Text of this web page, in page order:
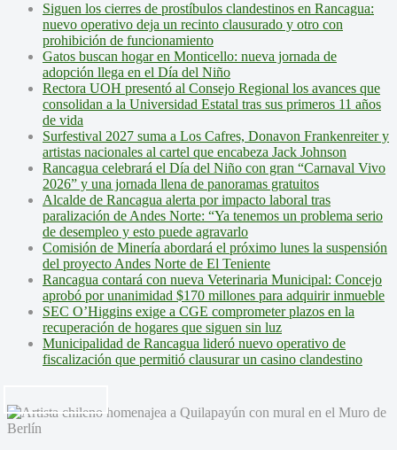
Siguen los cierres de prostíbulos clandestinos en Rancagua:
nuevo operativo deja un recinto clausurado y otro con
prohibición de funcionamiento
Gatos buscan hogar en Monticello: nueva jornada de
adopción llega en el Día del Niño
Rectora UOH presentó al Consejo Regional los avances que
consolidan a la Universidad Estatal tras sus primeros 11 años
de vida
Surfestival 2027 suma a Los Cafres, Donavon Frankenreiter y
artistas nacionales al cartel que encabeza Jack Johnson
Rancagua celebrará el Día del Niño con gran “Carnaval Vivo
2026” y una jornada llena de panoramas gratuitos
Alcalde de Rancagua alerta por impacto laboral tras
paralización de Andes Norte: “Ya tenemos un problema serio
de desempleo y esto puede agravarlo
Comisión de Minería abordará el próximo lunes la suspensión
del proyecto Andes Norte de El Teniente
Rancagua contará con nueva Veterinaria Municipal: Concejo
aprobó por unanimidad $170 millones para adquirir inmueble
SEC O’Higgins exige a CGE comprometer plazos en la
recuperación de hogares que siguen sin luz
Municipalidad de Rancagua lideró nuevo operativo de
fiscalización que permitió clausurar un casino clandestino